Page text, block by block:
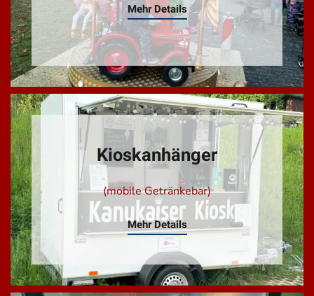
Mehr Details
Kioskanhänger
(mobile Getränkebar)
Mehr Details